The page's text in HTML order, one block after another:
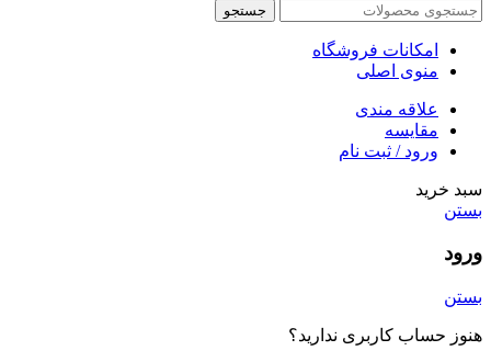
جستجو
امکانات فروشگاه
منوی اصلی
علاقه مندی
مقایسه
ورود / ثبت نام
سبد خرید
بستن
ورود
بستن
هنوز حساب کاربری ندارید؟